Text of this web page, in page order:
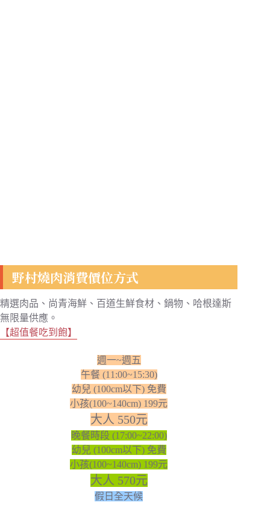
野村燒肉消費價位方式
精選肉品、尚青海鮮、百道生鮮食材、鍋物、哈根達斯
無限量供應。
【超值餐吃到飽】
週一~週五
午餐 (11:00~15:30)
幼兒 (100cm以下) 免費
小孩(100~140cm) 199元
大人 550元
晚餐時段 (17:00~22:00)
幼兒 (100cm以下) 免費
小孩(100~140cm) 199元
大人 570元
假日全天候